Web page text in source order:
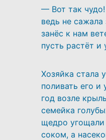
— Вот так чудо!
ведь не сажала
занёс к нам
пусть растёт
Хозяйка стала
поливать его и
год возле
семейка
щедро
соком, а